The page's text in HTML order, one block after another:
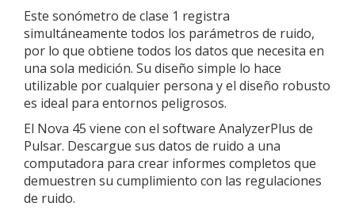
Este sonómetro de clase 1 registra
simultáneamente todos los parámetros de ruido,
por lo que obtiene todos los datos que necesita en
una sola medición. Su diseño simple lo hace
utilizable por cualquier persona y el diseño robusto
es ideal para entornos peligrosos.
El Nova 45 viene con el software AnalyzerPlus de
Pulsar. Descargue sus datos de ruido a una
computadora para crear informes completos que
demuestren su cumplimiento con las regulaciones
de ruido.